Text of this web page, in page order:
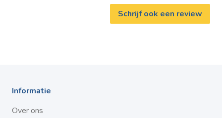
Schrijf ook een review
Informatie
Over ons